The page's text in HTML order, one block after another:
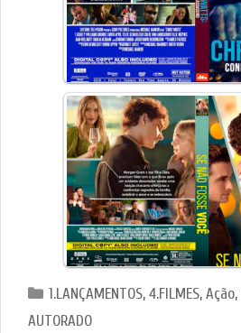
Categorias
1.LANÇAMENTOS,4.FILMES,Ação,
AUTORADO